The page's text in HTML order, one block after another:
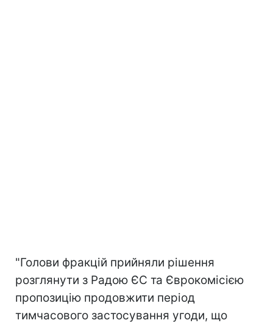
"Голови фракцій прийняли рішення
розглянути з Радою ЄС та Єврокомісією
пропозицію продовжити період
тимчасового застосування угоди, що